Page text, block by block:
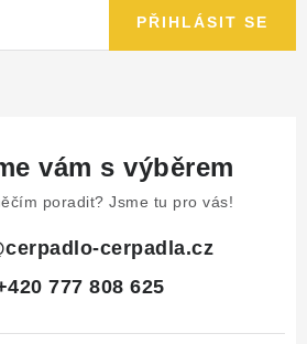
PŘIHLÁSIT SE
vám s výběrem
poradit? Jsme tu pro vás!
cerpadlo-cerpadla.cz
777 808 625